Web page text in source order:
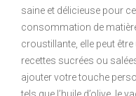
saine et délicieuse pour
consommation de
croustillante, elle peut
recettes sucrées ou
ajouter votre touche